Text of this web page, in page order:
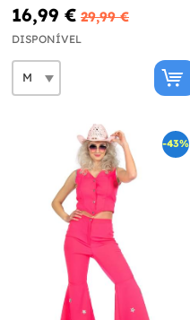
16,99 € 29,99 €
DISPONÍVEL
-43%